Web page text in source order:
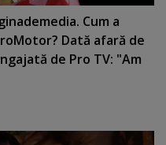
Cum a
Dată afară de
de Pro TV: "Am